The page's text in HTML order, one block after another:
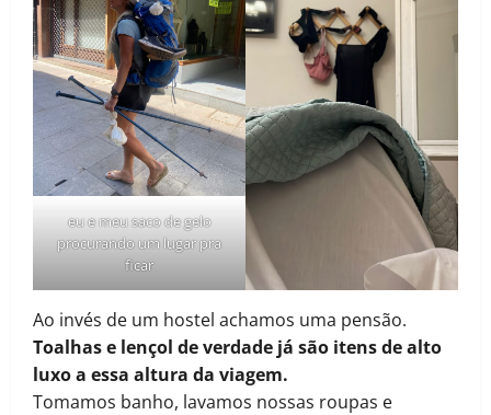
eu e meu saco de gelo
procurando um lugar pra
ficar
Ao invés de um hostel achamos uma pensão.
Toalhas e lençol de verdade já são itens de alto
luxo a essa altura da viagem.
Tomamos banho, lavamos nossas roupas e